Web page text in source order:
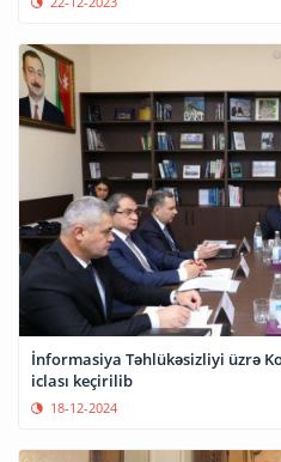
İnformasiya Təhlükəsizliyi üzrə
iclası keçirilib
18-12-2024